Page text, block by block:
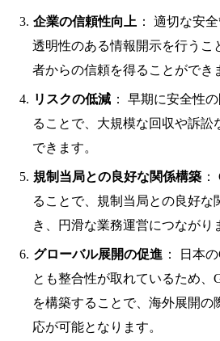
企業の信頼性向上 ： 適切な安
透明性のある情報開示を行うこ
者からの信頼を得ることができ
リスクの低減 ： 早期に安全性
ることで、大規模な回収や訴訟
できます。
規制当局との良好な関係構築
ることで、規制当局との良好な
き、円滑な業務運営につながり
グローバル展開の促進 ： 日本
とも整合性が取れているため、
を構築することで、海外展開の
応が可能となります。